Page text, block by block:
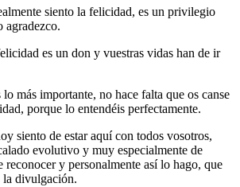
siento la felicidad, es un privilegio
agradezco.
es un don y vuestras vidas han de ir
más importante, no hace falta que os canse
porque lo entendéis perfectamente.
siento de estar aquí con todos vosotros,
evolutivo y muy especialmente de
reconocer y personalmente así lo hago, que
la divulgación.